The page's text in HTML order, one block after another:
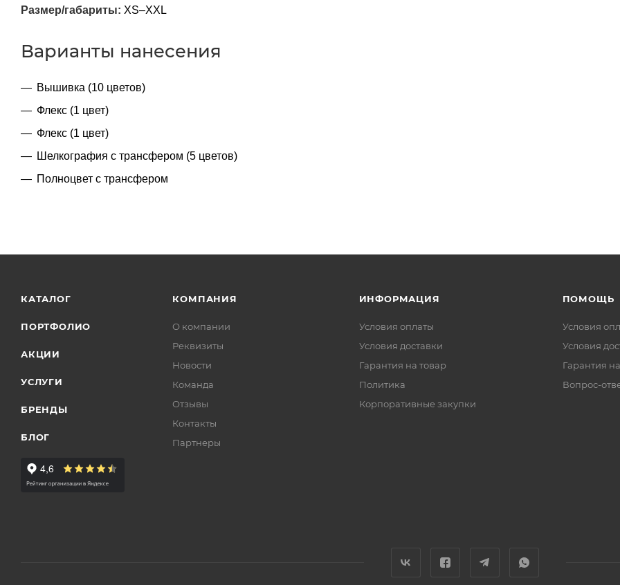
Размер/габариты: XS–XXL
Варианты нанесения
Вышивка (10 цветов)
Флекс (1 цвет)
Флекс (1 цвет)
Шелкография с трансфером (5 цветов)
Полноцвет с трансфером
КАТАЛОГ
ПОРТФОЛИО
АКЦИИ
УСЛУГИ
БРЕНДЫ
БЛОГ
КОМПАНИЯ
О компании
Реквизиты
Новости
Команда
Отзывы
Контакты
Партнеры
ИНФОРМАЦИЯ
Условия оплаты
Условия доставки
Гарантия на товар
Политика
Корпоративные закупки
ПОМОЩЬ
Условия
Условия
Гарантия
Вопрос-